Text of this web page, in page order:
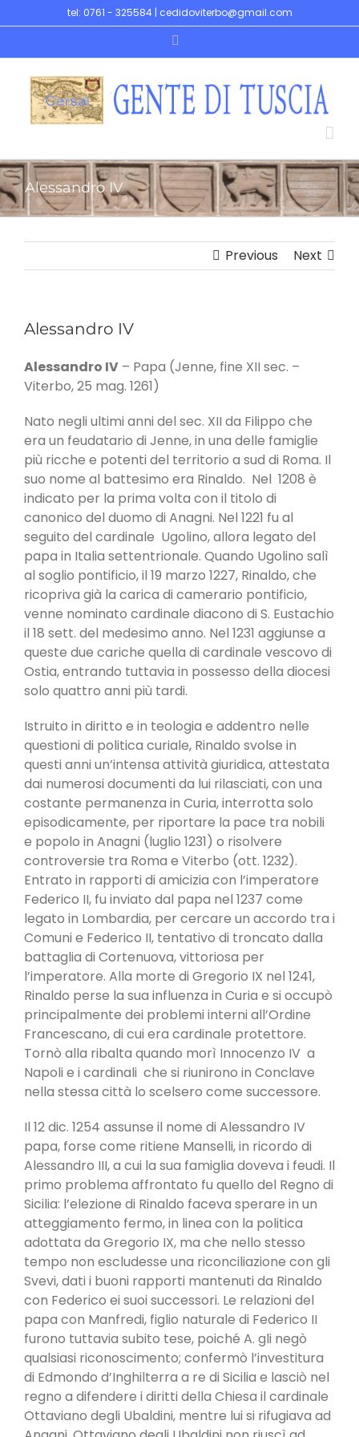
to
tel: 0761 - 325584 | cedidoviterbo@gmail.com
Alessandro IV
Previous Next
Alessandro IV
Alessandro IV – Papa (Jenne, fine XII sec. –
Viterbo, 25 mag. 1261)
Nato negli ultimi anni del sec. XII da Filippo che
era un feudatario di Jenne, in una delle famiglie
più ricche e potenti del territorio a sud di Roma. Il
suo nome al battesimo era Rinaldo. Nel 1208 è
indicato per la prima volta con il titolo di
canonico del duomo di Anagni. Nel 1221 fu al
seguito del cardinale Ugolino, allora legato del
papa in Italia settentrionale. Quando Ugolino salì
al soglio pontificio, il 19 marzo 1227, Rinaldo, che
ricopriva già la carica di camerario pontificio,
venne nominato cardinale diacono di S. Eustachio
il 18 sett. del medesimo anno. Nel 1231 aggiunse a
queste due cariche quella di cardinale vescovo di
Ostia, entrando tuttavia in possesso della diocesi
solo quattro anni più tardi.
Istruito in diritto e in teologia e addentro nelle
questioni di politica curiale, Rinaldo svolse in
questi anni un’intensa attività giuridica, attestata
dai numerosi documenti da lui rilasciati, con una
costante permanenza in Curia, interrotta solo
episodicamente, per riportare la pace tra nobili
e popolo in Anagni (luglio 1231) o risolvere
controversie tra Roma e Viterbo (ott. 1232).
Entrato in rapporti di amicizia con l’imperatore
Federico II, fu inviato dal papa nel 1237 come
legato in Lombardia, per cercare un accordo tra i
Comuni e Federico II, tentativo di troncato dalla
battaglia di Cortenuova, vittoriosa per
l’imperatore. Alla morte di Gregorio IX nel 1241,
Rinaldo perse la sua influenza in Curia e si occupò
principalmente dei problemi interni all’Ordine
Francescano, di cui era cardinale protettore.
Tornò alla ribalta quando morì Innocenzo IV a
Napoli e i cardinali che si riunirono in Conclave
nella stessa città lo scelsero come successore.
Il 12 dic. 1254 assunse il nome di Alessandro IV
papa, forse come ritiene Manselli, in ricordo di
Alessandro III, a cui la sua famiglia doveva i feudi. Il
primo problema affrontato fu quello del Regno di
Sicilia: l’elezione di Rinaldo faceva sperare in un
atteggiamento fermo, in linea con la politica
adottata da Gregorio IX, ma che nello stesso
tempo non escludesse una riconciliazione con gli
Svevi, dati i buoni rapporti mantenuti da Rinaldo
con Federico ei suoi successori. Le relazioni del
papa con Manfredi, figlio naturale di Federico II
furono tuttavia subito tese, poiché A. gli negò
qualsiasi riconoscimento; confermò l’investitura
di Edmondo d’Inghilterra a re di Sicilia e lasciò nel
regno a difendere i diritti della Chiesa il cardinale
Ottaviano degli Ubaldini, mentre lui si rifugiava ad